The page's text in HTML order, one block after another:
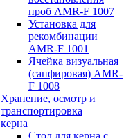
проб AMR-F 1007
Установка для
рекомбинации
AMR-F 1001
Ячейка визуальная
(сапфировая) AMR-
F 1008
Хранение, осмотр и
транспортировка
керна
Стол для керна с